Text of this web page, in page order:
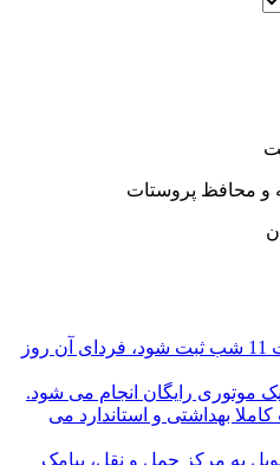
و محافظ پروستات
سفارش هایی که تا ساعت 11 شب ثبت شود، فردای آن روز
موتوری رایگان انجام می شود.
بهداشتی و استاندارد می
به مرکز حمل و نقل، پیامک